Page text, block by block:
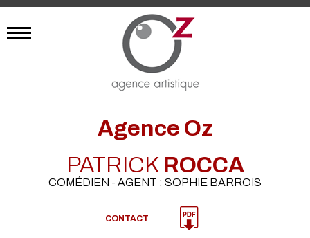
Agence Oz
PATRICKROCCA
COMÉDIEN - AGENT : SOPHIE BARROIS
CONTACT